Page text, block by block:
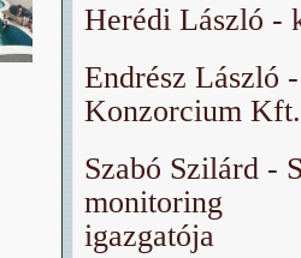
Herédi László -
Endrész
Konzorcium Kft.
Szabó Szilárd -
monitoring
igazgatója